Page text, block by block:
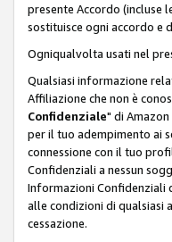
presente Accordo (incluse
sostituisce ogni accordo e
Ogniqualvolta usati nel
Qualsiasi informazione
Affiliazione che non è
Confidenziale" di
per il tuo adempimento ai
connessione con il tuo
Confidenziali a nessun
Informazioni Confidenziali
alle condizioni di qualsiasi
cessazione.